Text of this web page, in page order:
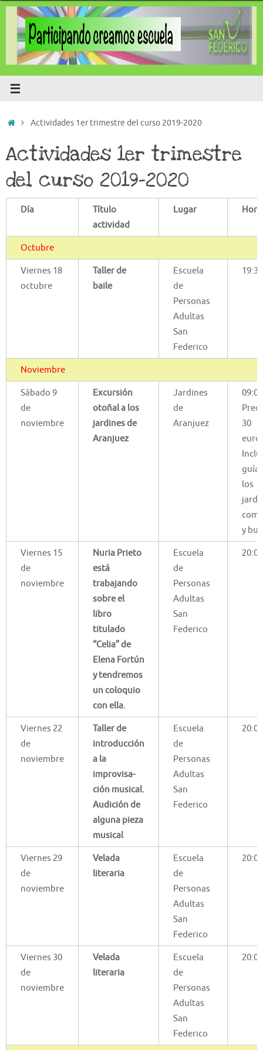
Saltar
contenido
InicioActividades 1er trimestre del curso 2019-2020
Actividades 1er trimestre
del curso 2019-2020
Día
Título
actividad
Lugar Hora
Octubre
Viernes 18
octubre
Taller de
baile
Escuela
de
Personas
Adultas
San
Federico
19:30
Noviembre
Sábado 9
de
noviembre
Excursión
otoñal a los
jardines de
Aranjuez
Jardines
de
Aranjuez
09:00
30
guía
los
y
Viernes 15
de
noviembre
Nuria Prieto
está
trabajando
sobre el
libro
titulado
“Celia” de
Elena Fortún
y tendremos
un coloquio
con ella.
Escuela
de
Personas
Adultas
San
Federico
20:00
Viernes 22
de
noviembre
Taller de
introducción
a la
improvisa-
ción musical.
Audición de
alguna pieza
musical
Escuela
de
Personas
Adultas
San
Federico
20:00
Viernes 29
de
noviembre
Velada
literaria
Escuela
de
Personas
Adultas
San
Federico
20:00
Viernes 30
de
noviembre
Velada
literaria
Escuela
de
Personas
Adultas
San
Federico
20:00